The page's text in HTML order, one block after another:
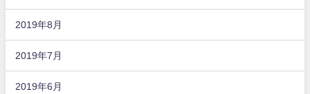
2019年8月
2019年7月
2019年6月